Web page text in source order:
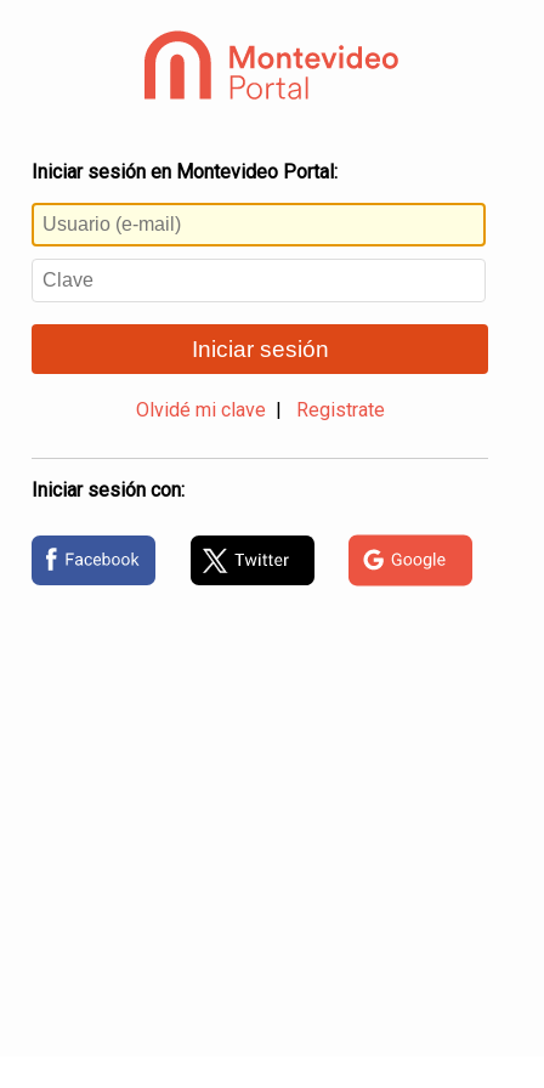
Iniciar sesión en Montevideo Portal:
Iniciar sesión
Olvidé mi clave Registrate
Iniciar sesión con: